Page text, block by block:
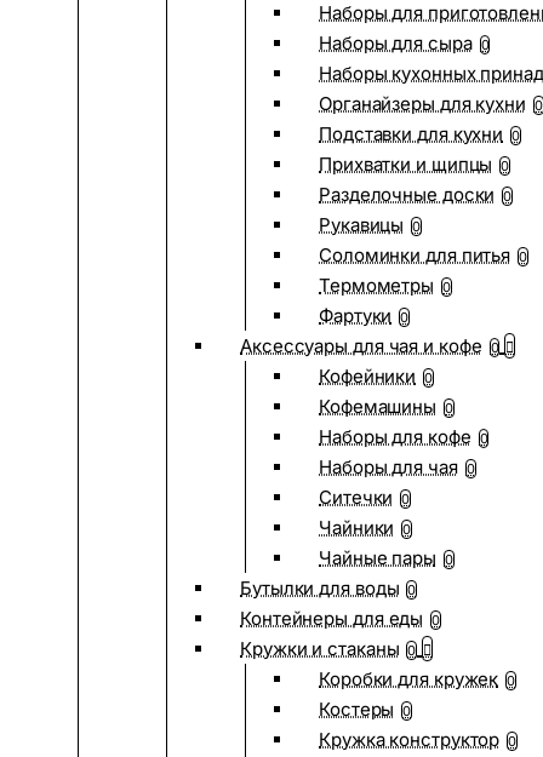
Наборы для
Наборы для сыра 0
Наборы кухонных
Органайзеры для кухни 0
Подставки для кухни 0
Прихватки и щипцы 0
Разделочные доски 0
Рукавицы 0
Соломинки для питья 0
Термометры 0
Фартуки 0
Аксессуары для чая и кофе 0
Кофейники 0
Кофемашины 0
Наборы для кофе 0
Наборы для чая 0
Ситечки 0
Чайники 0
Чайные пары 0
Бутылки для воды 0
Контейнеры для еды 0
Кружки и стаканы 0
Коробки для кружек 0
Костеры 0
Кружка конструктор 0